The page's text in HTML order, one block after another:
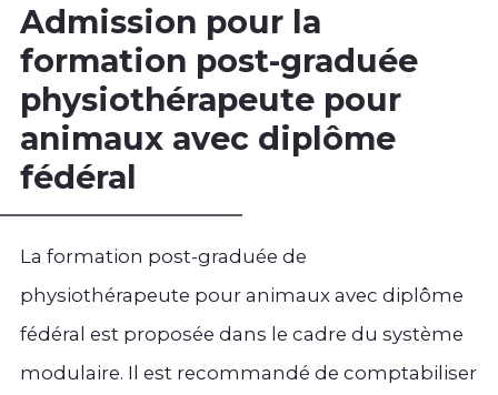
Admission pour la
formation post-graduée
physiothérapeute pour
animaux avec diplôme
fédéral
La formation post-graduée de
physiothérapeute pour animaux avec diplôme
fédéral est proposée dans le cadre du système
modulaire. Il est recommandé de comptabiliser